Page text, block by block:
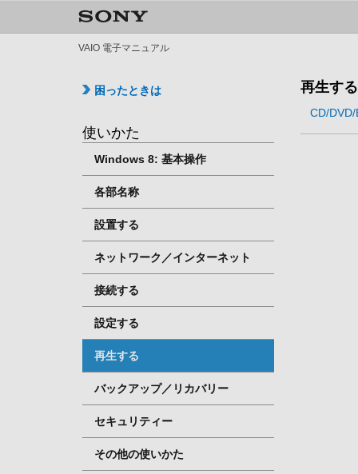
VAIO 電子マニュアル
困ったときは
使いかた
Windows 8: 基本操作
各部名称
設置する
ネットワーク／インターネット
接続する
設定する
再生する
バックアップ／リカバリー
セキュリティー
その他の使いかた
再生する
CD/DVD/